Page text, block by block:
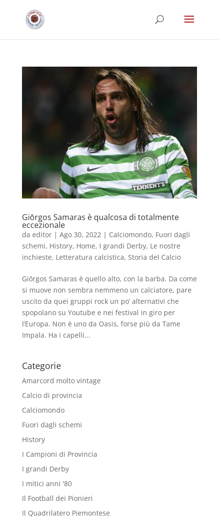
Giōrgos Samaras è qualcosa di totalmente
eccezionale
da editor| Ago 30, 2022 | Calciomondo, Fuori dagli
schemi, History, Home, I grandi Derby, Le nostre
inchieste, Letteratura calcistica, Storia del Calcio
Giōrgos Samaras è quello alto, con la barba. Da come
si muove non sembra nemmeno un calciatore, pare
uscito da quei gruppi rock un po’ alternativi che
spopolano su Youtube e nei festival in giro per
l’Europa. Non è uno da Oasis, forse più da Tame
Impala. Ha i capelli...
Categorie
Amarcord molto vintage
Calcio di provincia
Calciomondo
Fuori dagli schemi
History
I Campioni di Provincia
I grandi Derby
I mitici anni '80
Il Football dei Pionieri
Il Quadrilatero Piemontese